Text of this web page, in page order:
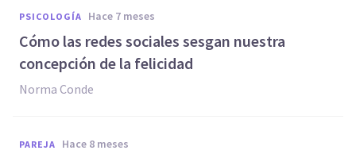
PSICOLOGÍA hace 7 meses
Cómo las redes sociales sesgan nuestra
concepción de la felicidad
Norma Conde
PAREJA hace 8 meses